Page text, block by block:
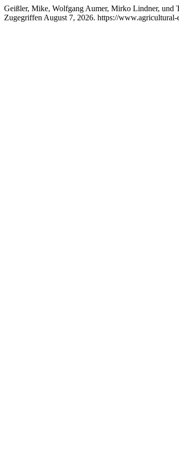
Geißler, Mike, Wolfgang Aumer, Mirko Lindner, und
Zugegriffen August 7, 2026. https://